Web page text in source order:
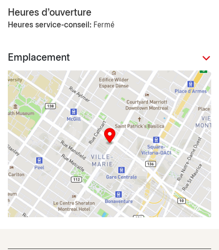
Heures d'ouverture
Heures service-conseil: Fermé
Emplacement